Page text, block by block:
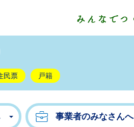
民票 戸籍
事業者のみなさんへ